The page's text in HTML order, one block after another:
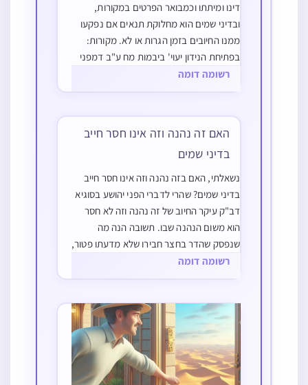
דינו ומיתתו וכמבואר הפרטים במקורות,
ובדיני שמים הוא מחלוקת תנאים אם נפקעו
ממנו החיובים בזמן הגרות או לא. מקורות:
בפתיחת הנידון יעוי' ביבמות מח ע"ב דמפני
מה גרים מעונים בזמן הזה וכו' ולפי א' מן
רשומה דומה
האם זה נהנה וזה אינו חסר חייב
בדיני שמים
נשאלתי, האם בזה נהנה וזה אינו חסר חייב
בדיני שמים? שהרי לדברי הפני יהושע בסוגיא
דב"ק עיקר החיוב של זה נהנה וזה לא חסר
הוא משום הנהנה שבו. ‏תשובה הנה מה
שנפסק שהדר בחצר חבירו שלא מדעתו פטור,
וא"צ להעלות לו שכר, כ"כ בשו"ע חו"מ סי'
רשומה דומה